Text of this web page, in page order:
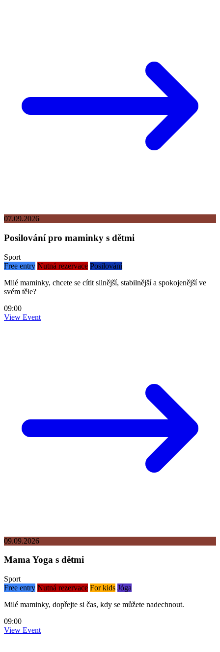
07.09.2026
Posilování pro maminky s dětmi
Sport
Free entry Nutná rezervace Posilování
Milé maminky, chcete se cítit silnější, stabilnější a spokojenější ve
svém těle?
09:00
View Event
09.09.2026
Mama Yoga s dětmi
Sport
Free entry Nutná rezervace For kids Jóga
Milé maminky, dopřejte si čas, kdy se můžete nadechnout.
09:00
View Event